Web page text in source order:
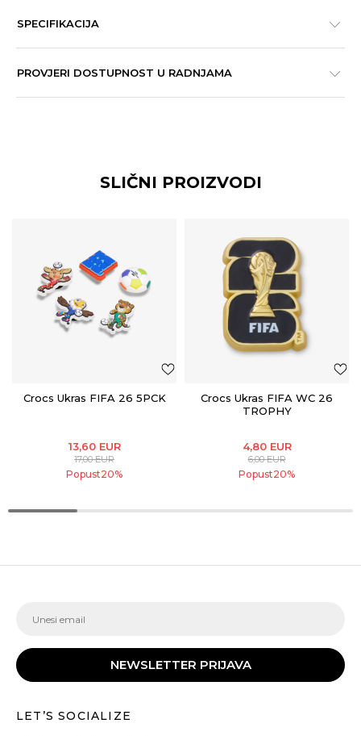
SPECIFIKACIJA
PROVJERI DOSTUPNOST U RADNJAMA
SLIČNI PROIZVODI
Crocs Ukras FIFA 26 5PCK
13,60 EUR
17,00EUR
Popust20%
Crocs Ukras FIFA WC 26
TROPHY
4,80 EUR
6,00EUR
Popust20%
NEWSLETTER PRIJAVA
LET’S SOCIALIZE